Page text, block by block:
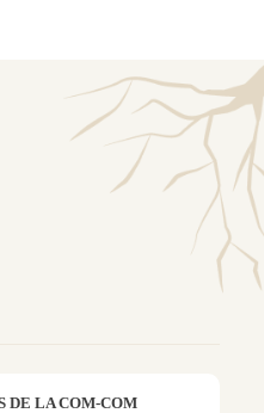
DE LA COM-COM